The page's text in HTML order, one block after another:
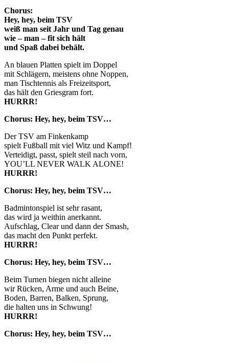
Chorus:
Hey, hey, beim TSV
weiß man seit Jahr und Tag genau
wie – man – fit sich hält
und Spaß dabei behält.
An blauen Platten spielt im Doppel
mit Schlägern, meistens ohne Noppen,
man Tischtennis als Freizeitsport,
das hält den Griesgram fort.
HURRR!
Chorus: Hey, hey, beim TSV…
Der TSV am Finkenkamp
spielt Fußball mit viel Witz und Kampf!
Verteidigt, passt, spielt steil nach vorn,
YOU’LL NEVER WALK ALONE!
HURRR!
Chorus: Hey, hey, beim TSV…
Badmintonspiel ist sehr rasant,
das wird ja weithin anerkannt.
Aufschlag, Clear und dann der Smash,
das macht den Punkt perfekt.
HURRR!
Chorus: Hey, hey, beim TSV…
Beim Turnen biegen nicht alleine
wir Rücken, Arme und auch Beine,
Boden, Barren, Balken, Sprung,
die halten uns in Schwung!
HURRR!
Chorus: Hey, hey, beim TSV…